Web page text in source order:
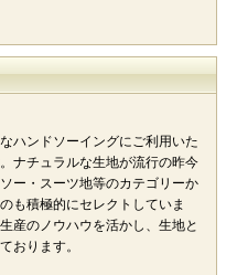
ハンドソーイングにご利用いた
ナチュラルな生地が流行の昨今
ー・スーツ地等のカテゴリーか
も積極的にセレクトしていま
産のノウハウを活かし、生地と
おります。